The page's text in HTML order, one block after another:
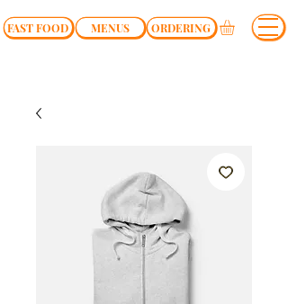
FAST FOOD MENUS ORDERING